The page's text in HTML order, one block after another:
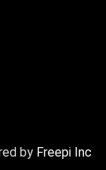
by Freepi Inc